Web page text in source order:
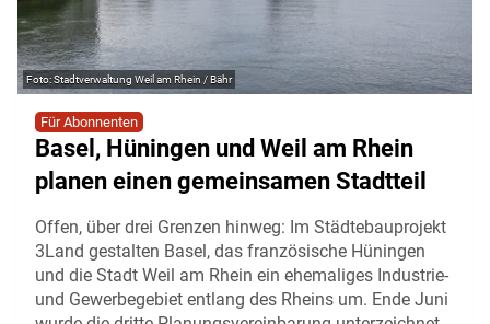
Stadtverwaltung Weil am Rhein / Bähr
Für Abonnenten
Basel, Hüningen und Weil am Rhein
planen einen gemeinsamen Stadtteil
Offen, über drei Grenzen hinweg: Im Städtebauprojekt
3Land gestalten Basel, das französische Hüningen
und die Stadt Weil am Rhein ein ehemaliges Industrie-
und Gewerbegebiet entlang des Rheins um. Ende Juni